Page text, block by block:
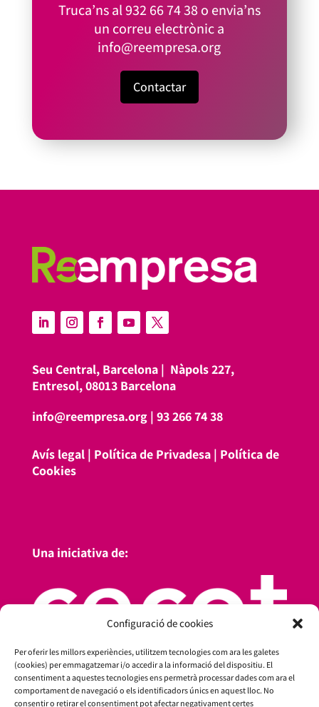
Configuració de cookies
Per oferir les millors experiències, utilitzem tecnologies com ara les galetes
(cookies) per emmagatzemar i/o accedir a la informació del dispositiu. El
consentiment a aquestes tecnologies ens permetrà processar dades com ara el
comportament de navegació o els identificadors únics en aquest lloc. No
consentir o retirar el consentiment pot afectar negativament certes
Truca’ns al932 66 74 38o envia’ns
un correu electrònic a
info@reempresa.org
Contactar
Seu Central, Barcelona | Nàpols 227,
Entresol, 08013 Barcelona
info@reempresa.org| 93 266 74 38
Avís legal| Política de Privadesa| Política de
Cookies
Una iniciativa de: